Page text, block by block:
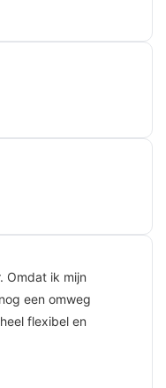
Omdat ik mijn
een omweg
flexibel en